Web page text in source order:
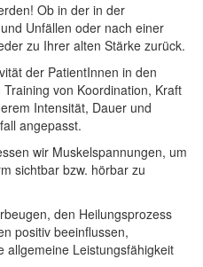
Ob in der in der
Unfällen oder nach einer
zu Ihrer alten Stärke zurück.
der PatientInnen in den
von Koordination, Kraft
Intensität, Dauer und
angepasst.
wir Muskelspannungen, um
sichtbar bzw. hörbar zu
den Heilungsprozess
positiv beeinflussen,
allgemeine Leistungsfähigkeit